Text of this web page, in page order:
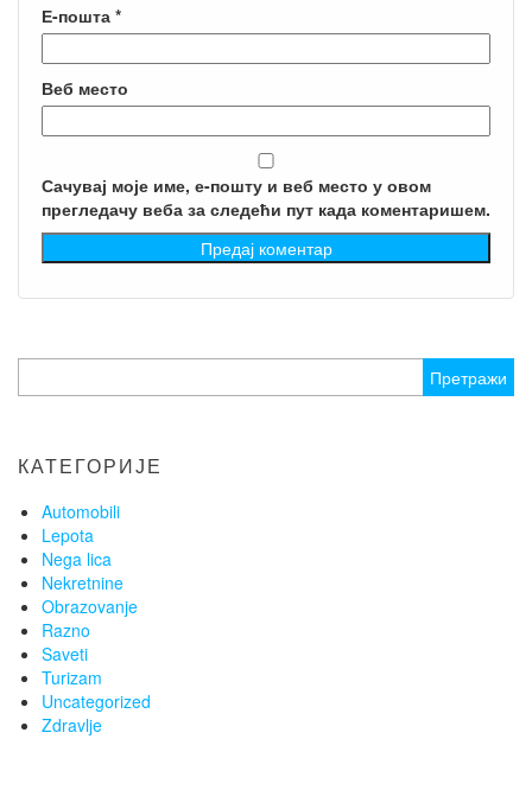
Е-пошта *
Веб место
Сачувај моје име, е-пошту и веб место у овом
прегледачу веба за следећи пут када коментаришем.
за:
КАТЕГОРИЈЕ
Automobili
Lepota
Nega lica
Nekretnine
Obrazovanje
Razno
Saveti
Turizam
Uncategorized
Zdravlje